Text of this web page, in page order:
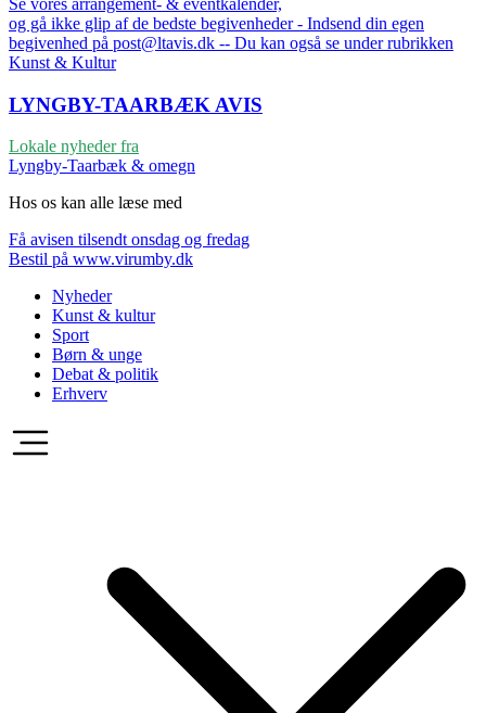
Se vores arrangement- & eventkalender,
og gå ikke glip af de bedste begivenheder - Indsend din egen
begivenhed på post@ltavis.dk -- Du kan også se under rubrikken
Kunst & Kultur
LYNGBY-TAARBÆK AVIS
Lokale nyheder fra
Lyngby-Taarbæk & omegn
Hos os kan alle læse med
Få avisen tilsendt onsdag og fredag
Bestil på www.virumby.dk
Nyheder
Kunst & kultur
Sport
Børn & unge
Debat & politik
Erhverv